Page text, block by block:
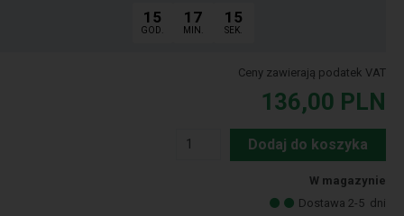
15
GOD.
17
MIN.
15
SEK.
Ceny zawierają podatek VAT
136,00 PLN
Dodaj do koszyka
W magazynie
Dostawa 2-5 dni